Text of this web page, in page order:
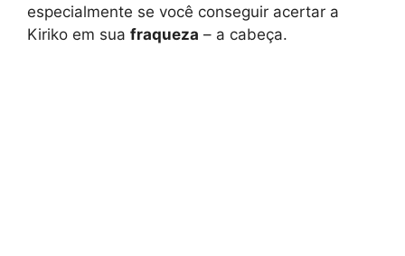
especialmente se você conseguir acertar a
Kiriko em sua fraqueza – a cabeça.